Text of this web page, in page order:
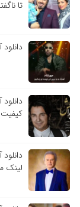
تا
کیفیت ۳۲۰
لینک